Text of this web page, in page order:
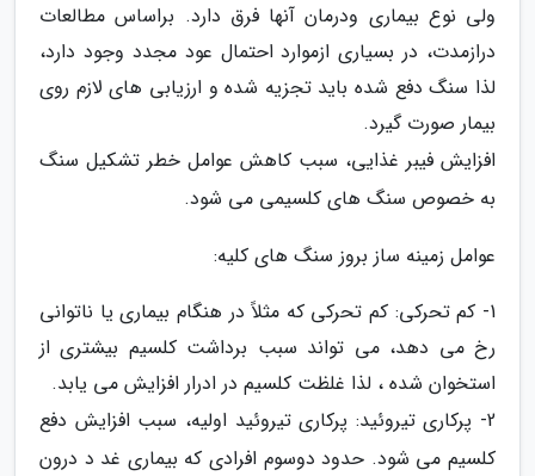
ولی نوع بیماری ودرمان آنها فرق دارد. براساس مطالعات
درازمدت، در بسیاری ازموارد احتمال عود مجدد وجود دارد،
لذا سنگ دفع شده باید تجزیه شده و ارزیابی های لازم روی
بیمار صورت گیرد.
افزایش فیبر غذایی، سبب کاهش عوامل خطر تشکیل سنگ
به خصوص سنگ های کلسیمی می شود.
عوامل زمینه ساز بروز سنگ های کلیه:
1- کم تحرکی: کم تحرکی که مثلاً در هنگام بیماری یا ناتوانی
رخ می دهد، می تواند سبب برداشت کلسیم بیشتری از
استخوان شده ، لذا غلظت کلسیم در ادرار افزایش می یابد.
2- پرکاری تیروئید: پرکاری تیروئید اولیه، سبب افزایش دفع
کلسیم می شود. حدود دوسوم افرادی که بیماری غد د درون